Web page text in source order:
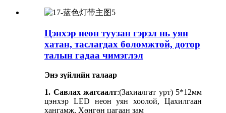
Цэнхэр неон туузан гэрэл нь уян
хатан, таслагдах боломжтой, дотор
талын гадаа чимэглэл
Энэ зүйлийн талаар
1. Савлах жагсаалт:(Захиалгат урт) 5*12мм
цэнхэр LED неон уян хоолой, Цахилгаан
хангамж, Хөнгөн цагаан зам